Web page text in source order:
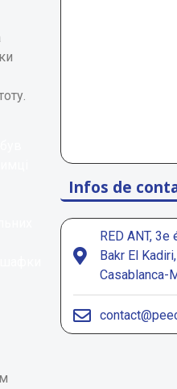
Infos de
RED ANT, 3e
Bakr El
Casablanca-